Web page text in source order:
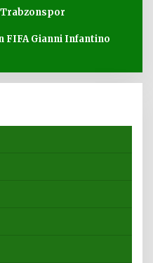
Trabzonspor
FIFA Gianni Infantino